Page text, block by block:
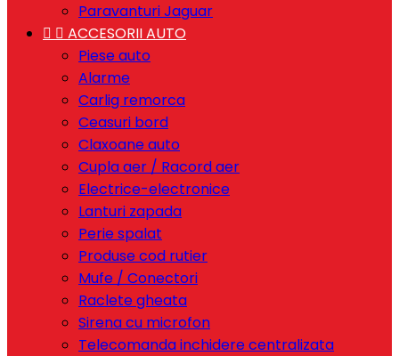
Paravanturi Jaguar
  ACCESORII AUTO
Piese auto
Alarme
Carlig remorca
Ceasuri bord
Claxoane auto
Cupla aer / Racord aer
Electrice-electronice
Lanturi zapada
Perie spalat
Produse cod rutier
Mufe / Conectori
Raclete gheata
Sirena cu microfon
Telecomanda inchidere centralizata